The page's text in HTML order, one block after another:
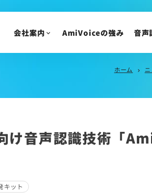
ニュース
ニュースリリース
会社案内 AmiVoiceの強み 音声
ホーム chevron_right
け音声認識技術「
キット